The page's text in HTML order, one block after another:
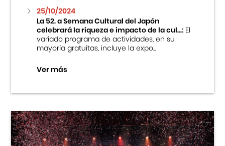
25/10/2024
La 52. a Semana Cultural del Japón
celebrará la riqueza e impacto de la cul...:El
variado programa de actividades, en su
mayoría gratuitas, incluye la expo...
Ver más